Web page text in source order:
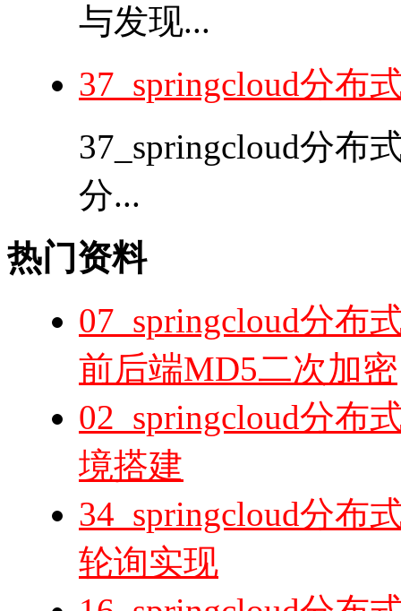
与发现...
37_springcloud分布
37_springcloud分布
分...
热门资料
07_springcloud分布
前后端MD5二次加密
02_springcloud分布
境搭建
34_springcloud分布
轮询实现